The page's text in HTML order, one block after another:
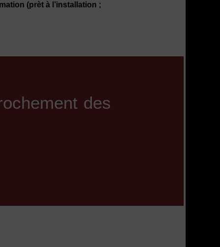
(prèt à l’installation ;
des